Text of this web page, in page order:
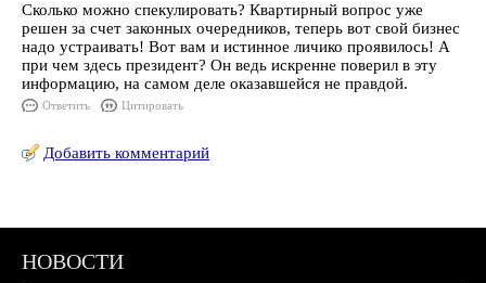
Сколько можно спекулировать? Квартирный вопрос уже
решен за счет законных очередников, теперь вот свой бизнес
надо устраивать! Вот вам и истинное личико проявилось! А
при чем здесь президент? Он ведь искренне поверил в эту
информацию, на самом деле оказавшейся не правдой.
Ответить Цитировать
Добавить комментарий
НОВОСТИ